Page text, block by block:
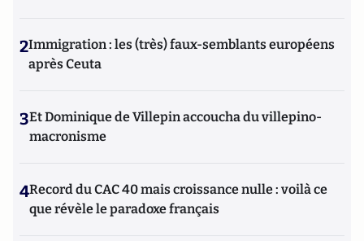
2Immigration : les (très) faux-semblants européens
après Ceuta
3Et Dominique de Villepin accoucha du villepino-
macronisme
4Record du CAC 40 mais croissance nulle : voilà ce
que révèle le paradoxe français